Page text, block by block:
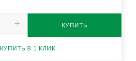
КУПИТЬ
КУПИТЬ В 1 КЛИК